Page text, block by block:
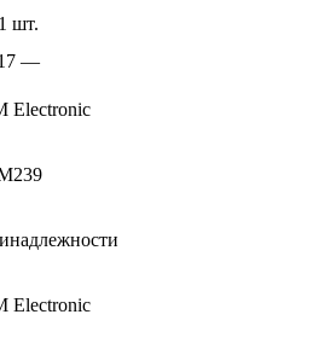
1 шт.
—
Electronic
Electronic